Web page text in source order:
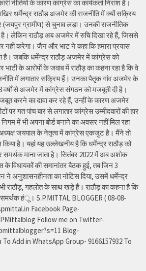
नीतियों के कारण कांग्रेस का कार्यकर्ता निराश है।
धर्मेन्द्र राठौड़ अजमेर की राजनीति में क्यों सक्रिय
(जयपुर ग्रामीण) से चुनाव लड़ा। उनकी राजनीतिक
है। लेकिन राठौड़ अब अजमेर में रुचि दिखा रहे हैं, जिससे
नहीं करेगा। जैन और भाट ने कहा कि हमारा प्रयास
जबकि धर्मेन्द्र राठौड़ अजमेर में कांग्रेस को
के आरोपों के जवाब में राठौड़ का कहना रहा है कि वे
में लगातार सक्रिय हैं। उनका पैतृक गांव अजमेर के
वर्षों से अजमेर में कांग्रेस संगठन को मजबूती दी है।
करने का दावा कर रहे हैं, उन्हीं के कारण अजमेर
पर गत पांच बार से लगातार कांग्रेस उम्मीदवारों की हार
में भी अपना बोर्ड बनाने का अवसर नहीं मिल रहा
जयपाल के नेतृत्व में कांग्रेस एकजुट है। मैंने तो
किया है। यहां यह उल्लेखनीय है कि धर्मेन्द्र राठौड़ को
समर्थक माना जाता है। सितंबर 2022 में अब अशोक
विधायकों की समानांतर बैठक हुई, तब जिन 3
ने अनुशासनहीनता का नोटिस दिया, उसमें धर्मेन्द्र
राठौड़, गहलोत के साथ खड़े हैं। राठौड़ का कहना है कि
हंू। S.P.MITTAL BLOGGER ( 08-08-
Facebook Page-
Follow me on Twitter-
Blog-
Add in WhatsApp Group- 9166157932 To